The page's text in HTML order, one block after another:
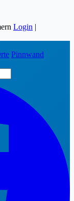
Login |
Pinnwand